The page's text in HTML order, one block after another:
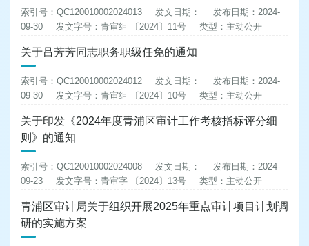
索引号：QC120010002024013 发文日期：
发布日期：2024-
09-30
发文字号：青审组 〔2024〕11号 类型：主动公开
关于吕芳芳同志职务职级任免的通知
索引号：QC120010002024012 发文日期：
发布日期：2024-
09-30
发文字号：青审组 〔2024〕10号 类型：主动公开
关于印发《2024年度青浦区审计工作考核指标评分细
则》的通知
索引号：QC120010002024008 发文日期：
发布日期：2024-
09-23
发文字号：青审字 〔2024〕13号 类型：主动公开
青浦区审计局关于组织开展2025年重点审计项目计划调
研的实施方案